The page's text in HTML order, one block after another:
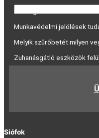
Katalógus
Munkavédelmi jelölések
Melyik szűrőbetét milyen
Zuhanásgátló eszközök
Siófok